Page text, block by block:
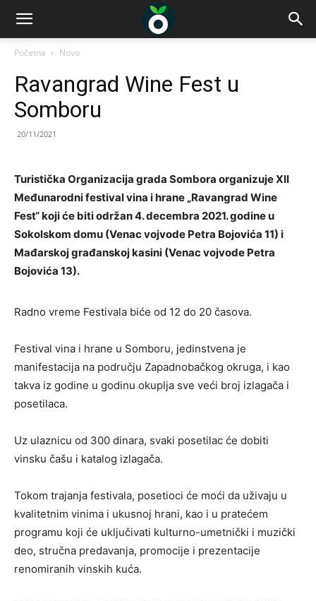
Početna Novo
Ravangrad Wine Fest u
Somboru
20/11/2021
Turistička Organizacija grada Sombora organizuje XII
Međunarodni festival vina i hrane „Ravangrad Wine
Fest“ koji će biti održan 4. decembra 2021. godine u
Sokolskom domu (Venac vojvode Petra Bojovića 11) i
Mađarskoj građanskoj kasini (Venac vojvode Petra
Bojovića 13).
Radno vreme Festivala biće od 12 do 20 časova.
Festival vina i hrane u Somboru, jedinstvena je
manifestacija na području Zapadnobačkog okruga, i kao
takva iz godine u godinu okuplja sve veći broj izlagača i
posetilaca.
Uz ulaznicu od 300 dinara, svaki posetilac će dobiti
vinsku čašu i katalog izlagača.
Tokom trajanja festivala, posetioci će moći da uživaju u
kvalitetnim vinima i ukusnoj hrani, kao i u pratećem
programu koji će uključivati kulturno-umetnički i muzički
deo, stručna predavanja, promocije i prezentacije
renomiranih vinskih kuća.